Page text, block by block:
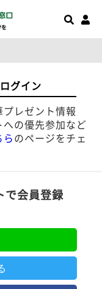
ログイン
プレゼント情報
への優先参加など
ら のページをチェ
で会員登録